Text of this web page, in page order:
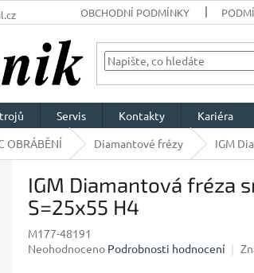
OBCHODNÍ PODMÍNKY
Servis Kontakty
Kariéra
OBRÁBĚNÍ Diamantové frézy IGM
IGM Diamantová fréza
S=25x55 H4
M177-48191
Průměrné
Neohodnoceno Podrobnosti hodnocení